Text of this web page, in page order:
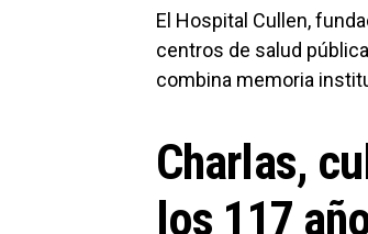
El Hospital Cullen,
centros de salud
combina memoria
Charlas,
los 117